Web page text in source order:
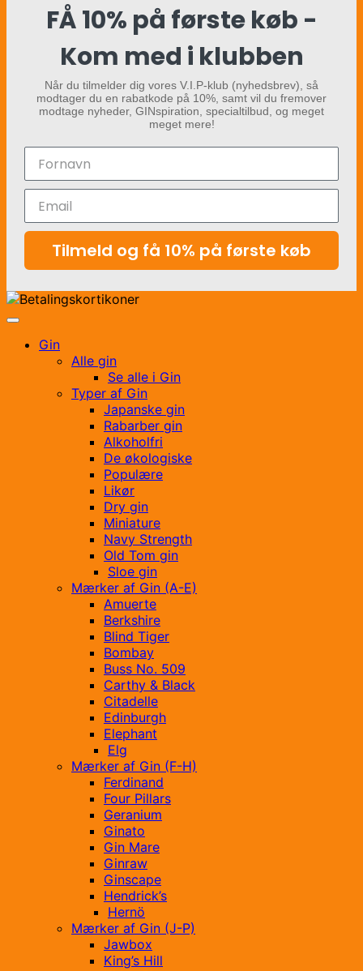
FÅ 10% på første køb -
Kom med i klubben
Når du tilmelder dig vores V.I.P-klub (nyhedsbrev), så
modtager du en rabatkode på 10%, samt vil du fremover
modtage nyheder, GINspiration, specialtilbud, og meget
meget mere!
Tilmeld og få 10% på første køb
Gin
Alle gin
Se alle i Gin
Typer af Gin
Japanske gin
Rabarber gin
Alkoholfri
De økologiske
Populære
Likør
Dry gin
Miniature
Navy Strength
Old Tom gin
Sloe gin
Mærker af Gin (A-E)
Amuerte
Berkshire
Blind Tiger
Bombay
Buss No. 509
Carthy & Black
Citadelle
Edinburgh
Elephant
Elg
Mærker af Gin (F-H)
Ferdinand
Four Pillars
Geranium
Ginato
Gin Mare
Ginraw
Ginscape
Hendrick’s
Hernö
Mærker af Gin (J-P)
Jawbox
King’s Hill